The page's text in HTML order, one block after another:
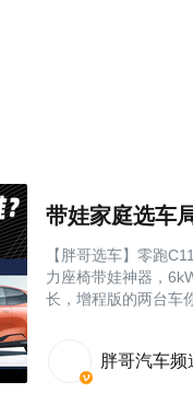
带娃家庭选车
【胖哥选车】零跑
力座椅带娃神器，
长，增程版的两台车
胖哥汽车频